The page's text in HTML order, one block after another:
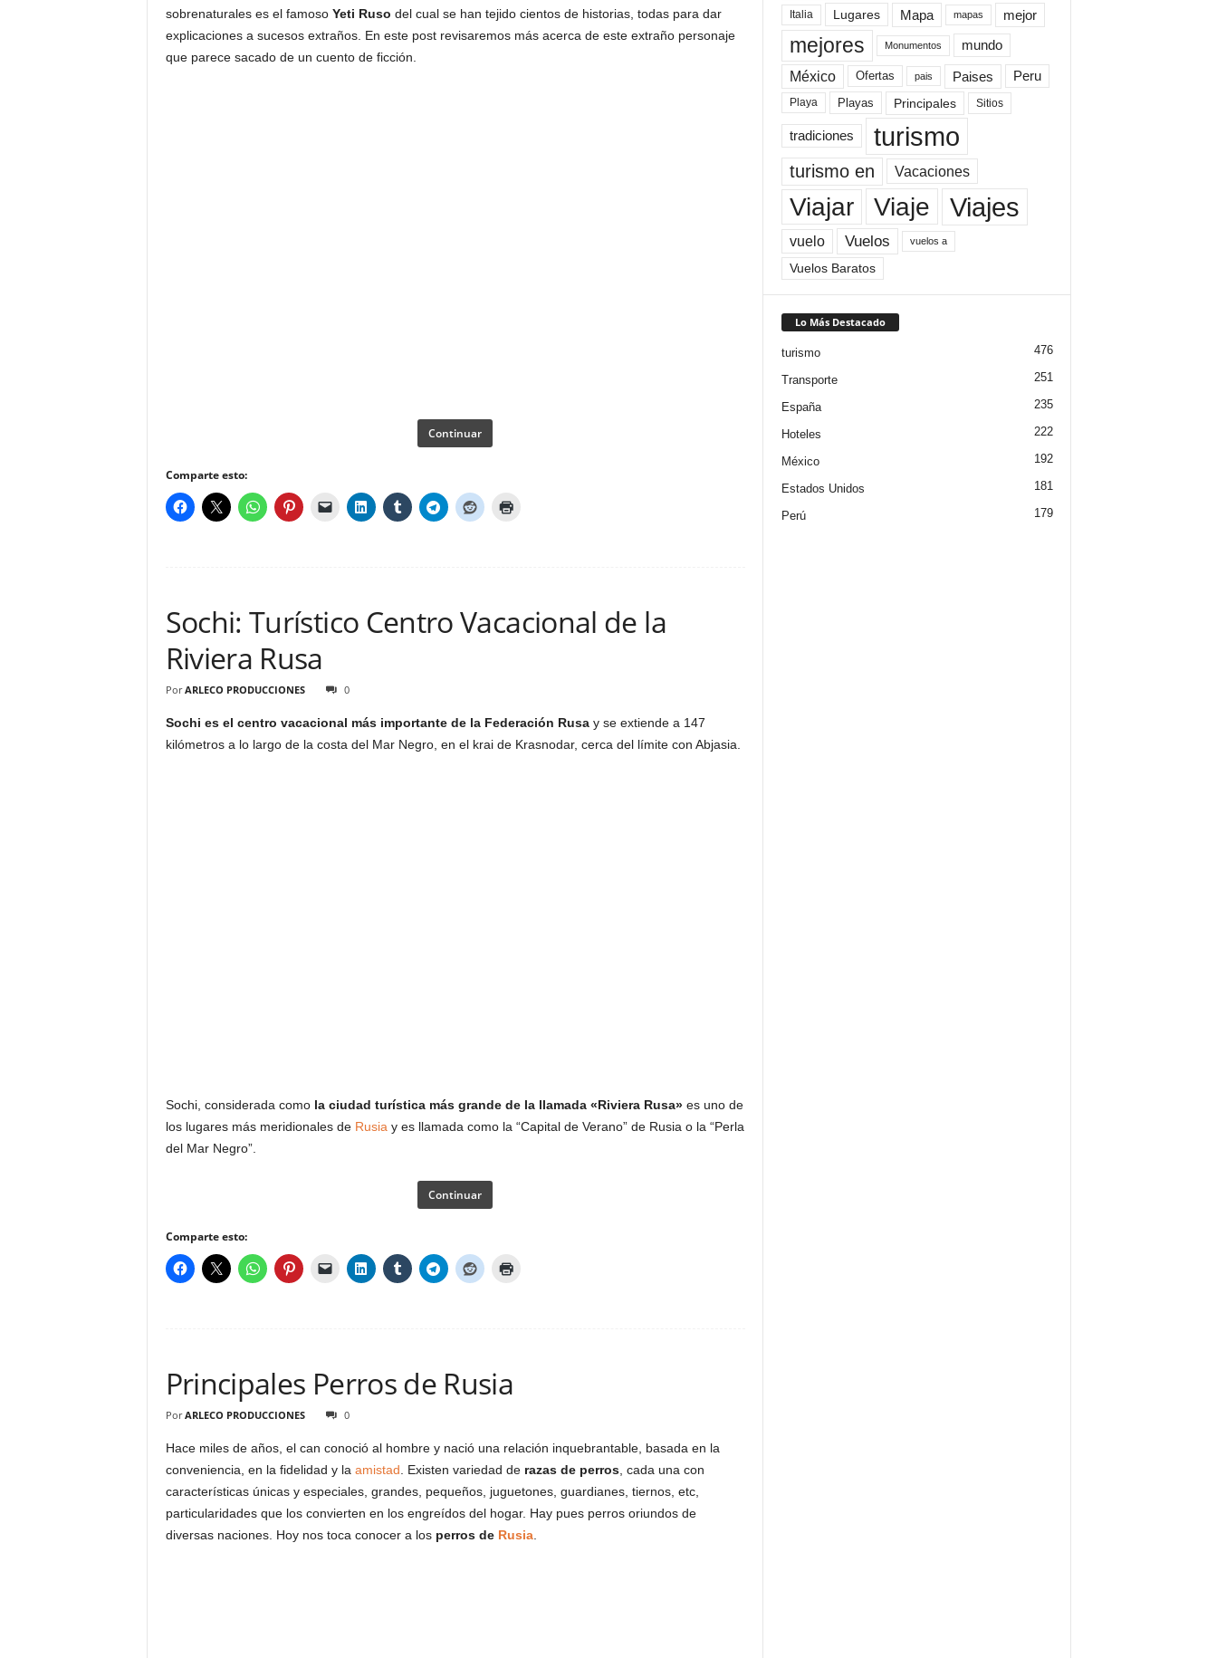
sobrenaturales es el famoso Yeti Ruso del cual se han tejido cientos de historias, todas para dar
explicaciones a sucesos extraños. En este post revisaremos más acerca de este extraño personaje
que parece sacado de un cuento de ficción.
Continuar
Comparte esto:
Sochi: Turístico Centro Vacacional de la
Riviera Rusa
Por ARLECO PRODUCCIONES 0
Sochi es el centro vacacional más importante de la Federación Rusay se extiende a 147
kilómetros a lo largo de la costa del Mar Negro, en el krai de Krasnodar, cerca del límite con Abjasia.
Sochi, considerada como la ciudad turística más grande de la llamada «Riviera Rusa»es uno de
los lugares más meridionales de Rusia y es llamada como la “Capital de Verano” de Rusia o la “Perla
del Mar Negro”.
Continuar
Comparte esto:
Principales Perros de Rusia
Por ARLECO PRODUCCIONES 0
Hace miles de años, el can conoció al hombre y nació una relación inquebrantable, basada en la
conveniencia, en la fidelidad y la amistad . Existen variedad derazas de perros, cada una con
características únicas y especiales, grandes, pequeños, juguetones, guardianes, tiernos, etc,
particularidades que los convierten en los engreídos del hogar. Hay pues perros oriundos de
diversas naciones. Hoy nos toca conocer a los perros de Rusia.
Italia Lugares Mapa mapas mejor
mejores Monumentos mundo
México Ofertas pais Paises Peru
Playa Playas Principales Sitios
tradiciones turismo
turismo en Vacaciones
Viajar Viaje Viajes
vuelo Vuelos vuelos a
Vuelos Baratos
Lo Más Destacado
turismo 476
Transporte 251
España 235
Hoteles 222
México 192
Estados Unidos 181
Perú 179